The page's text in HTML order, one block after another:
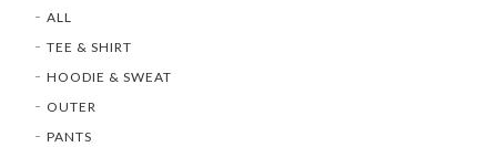
ALL
TEE & SHIRT
HOODIE & SWEAT
OUTER
PANTS